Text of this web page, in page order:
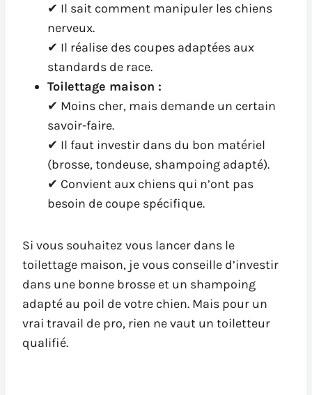
✔ Il sait comment manipuler les chiens
nerveux.
✔ Il réalise des coupes adaptées aux
standards de race.
Toilettage maison :
✔ Moins cher, mais demande un certain
savoir-faire.
✔ Il faut investir dans du bon matériel
(brosse, tondeuse, shampoing adapté).
✔ Convient aux chiens qui n’ont pas
besoin de coupe spécifique.
Si vous souhaitez vous lancer dans le
toilettage maison, je vous conseille d’investir
dans une bonne brosse et un shampoing
adapté au poil de votre chien. Mais pour un
vrai travail de pro, rien ne vaut un toiletteur
qualifié.